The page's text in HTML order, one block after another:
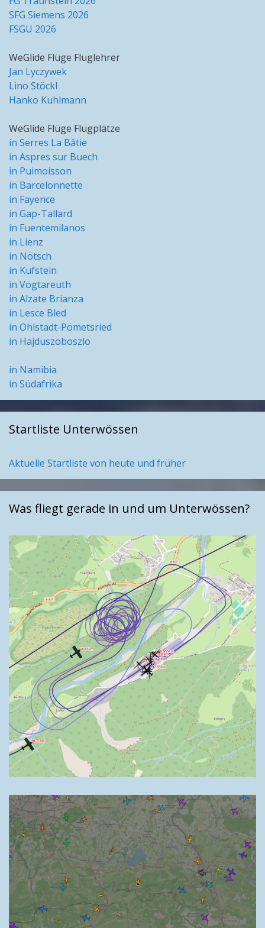
SFG Siemens 2026
FSGU 2026
WeGlide Flüge Fluglehrer
Jan Lyczywek
Lino Stöckl
Hanko Kuhlmann
WeGlide Flüge Flugplätze
in Serres La Bâtie
in Aspres sur Buech
in Puimoisson
in Barcelonnette
in Fayence
in Gap-Tallard
in Fuentemilanos
in Lienz
in Nötsch
in Kufstein
in Vogtareuth
in Alzate Brianza
in Lesce Bled
in Ohlstadt-Pömetsried
in Hajduszoboszlo
in Namibia
in Südafrika
Startliste Unterwössen
Aktuelle Startliste von heute und früher
Was fliegt gerade in und um Unterwössen?